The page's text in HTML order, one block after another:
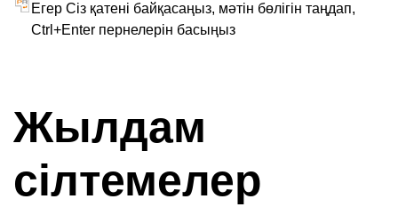
Егер Сіз қатені байқасаңыз, мәтін бөлігін таңдап,
Ctrl+Enter пернелерін басыңыз
Жылдам
сілтемелер